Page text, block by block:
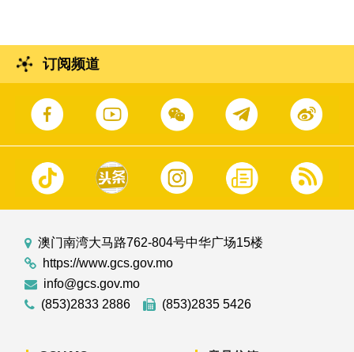
订阅频道
澳门南湾大马路762-804号中华广场15楼
https://www.gcs.gov.mo
info@gcs.gov.mo
(853)2833 2886
(853)2835 5426